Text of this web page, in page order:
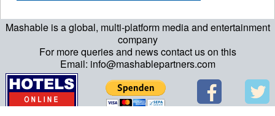
Mashable is a global, multi-platform media and entertainment
company
For more queries and news contact us on this
Email: info@mashablepartners.com